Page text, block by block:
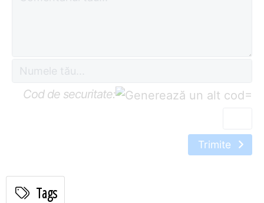
Cod de securitate: =
Trimite
Tags